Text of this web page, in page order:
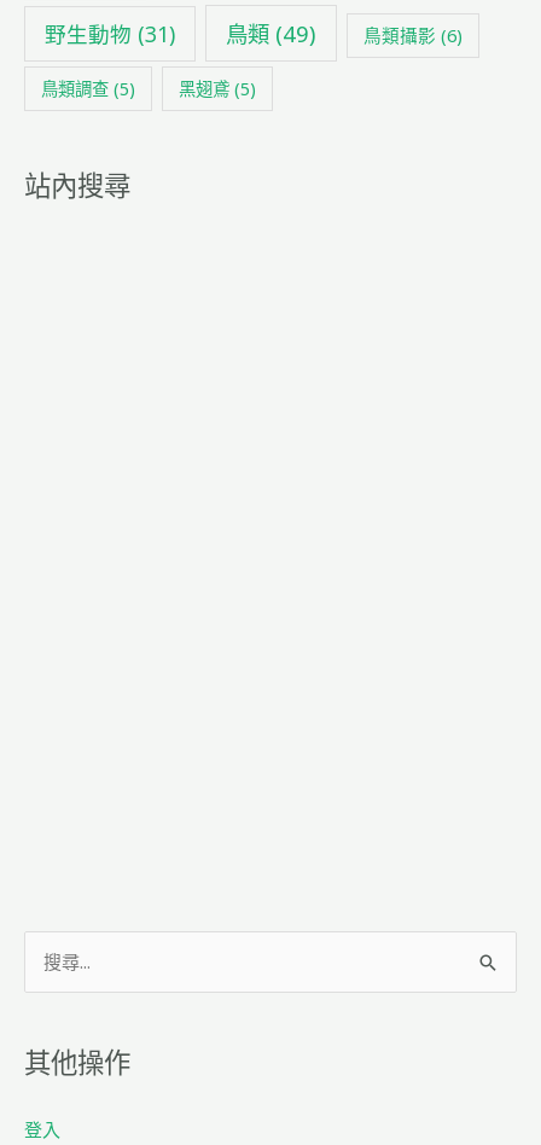
野生動物 (31) 鳥類 (49) 鳥類攝影 (6)
鳥類調查(5) 黑翅鳶(5)
站內搜尋
鍵
其他操作
登入